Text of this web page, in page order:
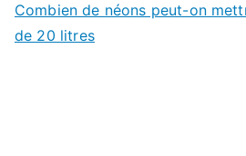
Combien de néons peut-on
de 20 litres